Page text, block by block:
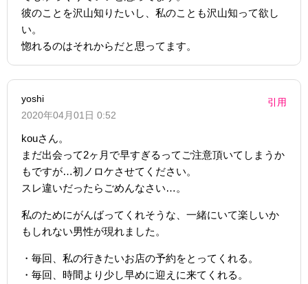
彼のことを沢山知りたいし、私のことも沢山知って欲し
い。
惚れるのはそれからだと思ってます。
yoshi
2020年04月01日 0:52
引用
kouさん。
まだ出会って2ヶ月で早すぎるってご注意頂いてしまうか
もですが…初ノロケさせてください。
スレ違いだったらごめんなさい…。
私のためにがんばってくれそうな、一緒にいて楽しいか
もしれない男性が現れました。
・毎回、私の行きたいお店の予約をとってくれる。
・毎回、時間より少し早めに迎えに来てくれる。